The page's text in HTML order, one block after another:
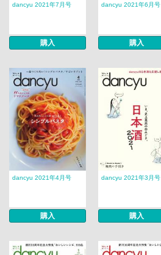
dancyu 2021年7月号
購入
dancyu 2021年6月号
購入
dancyu 2021年4月号
購入
dancyu 2021年3月号
購入